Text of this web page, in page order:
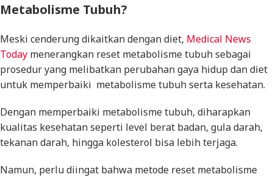
Metabolisme Tubuh?
Meski cenderung dikaitkan dengan diet, Medical News
Today menerangkan reset metabolisme tubuh sebagai
prosedur yang melibatkan perubahan gaya hidup dan diet
untuk memperbaiki metabolisme tubuh serta kesehatan.
Dengan memperbaiki metabolisme tubuh, diharapkan
kualitas kesehatan seperti level berat badan, gula darah,
tekanan darah, hingga kolesterol bisa lebih terjaga.
Namun, perlu diingat bahwa metode reset metabolisme